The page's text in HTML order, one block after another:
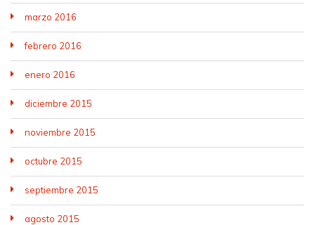
marzo 2016
febrero 2016
enero 2016
diciembre 2015
noviembre 2015
octubre 2015
septiembre 2015
agosto 2015